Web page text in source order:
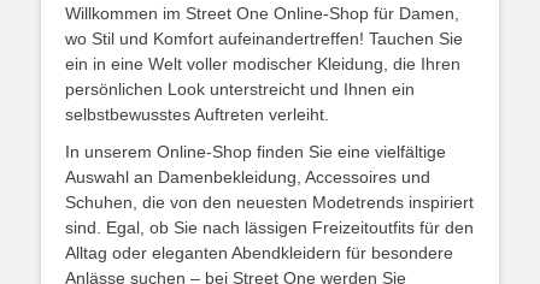
Willkommen im Street One Online-Shop für Damen,
wo Stil und Komfort aufeinandertreffen! Tauchen Sie
ein in eine Welt voller modischer Kleidung, die Ihren
persönlichen Look unterstreicht und Ihnen ein
selbstbewusstes Auftreten verleiht.
In unserem Online-Shop finden Sie eine vielfältige
Auswahl an Damenbekleidung, Accessoires und
Schuhen, die von den neuesten Modetrends inspiriert
sind. Egal, ob Sie nach lässigen Freizeitoutfits für den
Alltag oder eleganten Abendkleidern für besondere
Anlässe suchen – bei Street One werden Sie